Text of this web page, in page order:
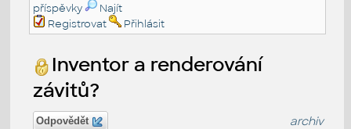
příspěvky
Najít
Registrovat
Přihlásit
Inventor a renderování
závitů?
Odpovědět archiv